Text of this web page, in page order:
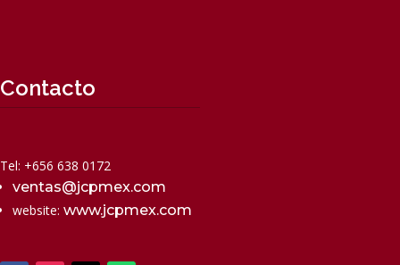
Contacto
Tel: +656 638 0172
ventas@jcpmex.com
website: www.jcpmex.com